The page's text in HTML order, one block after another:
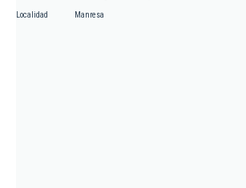
Localidad Manresa